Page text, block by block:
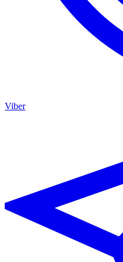
Viber